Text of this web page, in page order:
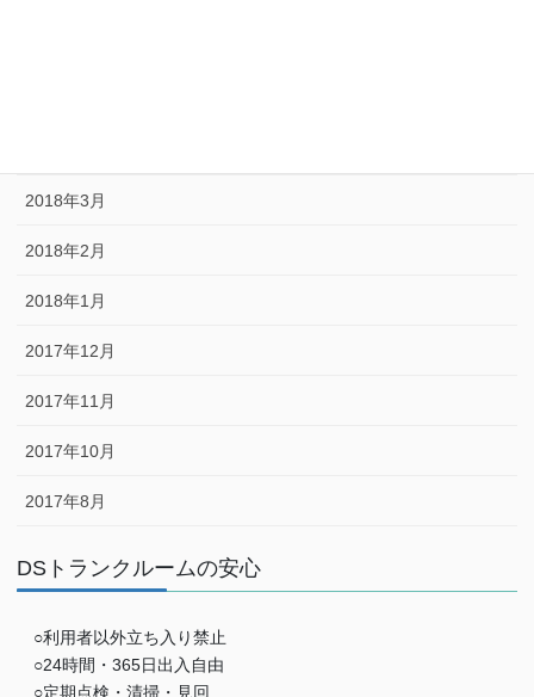
2018年3月
2018年2月
2018年1月
2017年12月
2017年11月
2017年10月
2017年8月
DSトランクルームの安心
○利用者以外立ち入り禁止
○24時間・365日出入自由
○定期点検・清掃・見回